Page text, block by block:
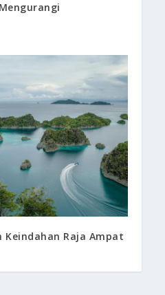
Keindahan Raja Ampat